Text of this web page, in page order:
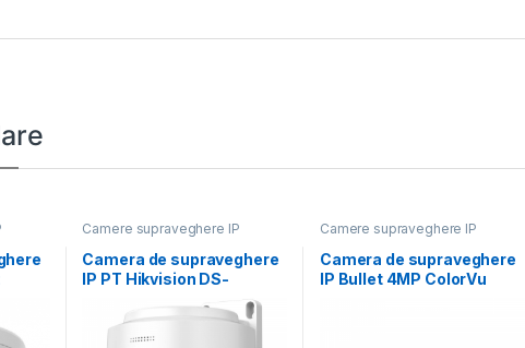
Camere supraveghere IP
Camera de supraveghere
IP PT Hikvision DS-
E(2.8MM), lentila fixa:
2.8mm,
Camere supraveghere IP
Camera de supraveghere
IP Bullet 4MP ColorVu